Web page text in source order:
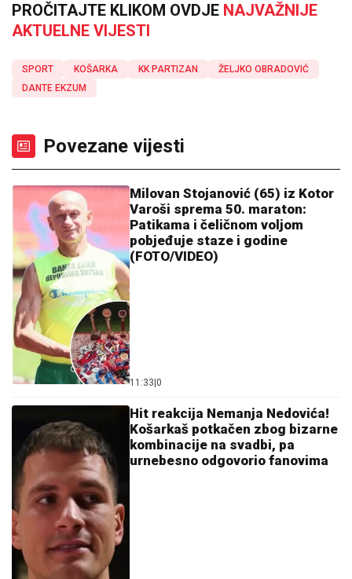
PROČITAJTE KLIKOM OVDJE NAJVAŽNIJE
AKTUELNE VIJESTI
SPORT KOŠARKA KK PARTIZAN
ŽELJKO OBRADOVIĆ
DANTE EKZUM
Povezane vijesti
Milovan Stojanović (65) iz Kotor
Varoši sprema 50. maraton:
Patikama i čeličnom voljom
pobjeđuje staze i godine
(FOTO/VIDEO)
11:33 0
Hit reakcija Nemanja Nedovića!
Košarkaš potkačen zbog bizarne
kombinacije na svadbi, pa
urnebesno odgovorio fanovima